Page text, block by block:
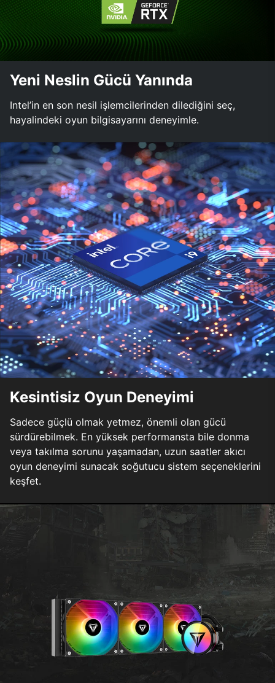
Yeni Neslin Gücü Yanında
Intel’in en son nesil işlemcilerinden dilediğini seç,
hayalindeki oyun bilgisayarını deneyimle.
Kesintisiz Oyun Deneyimi
Sadece güçlü olmak yetmez, önemli olan gücü
sürdürebilmek. En yüksek performansta bile donma
veya takılma sorunu yaşamadan, uzun saatler akıcı
oyun deneyimi sunacak soğutucu sistem seçeneklerini
keşfet.